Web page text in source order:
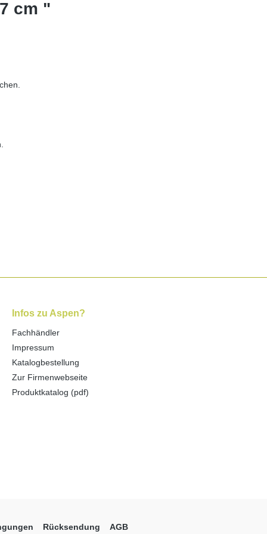
cm "
Infos zu Aspen?
Fachhändler
Impressum
Katalogbestellung
Zur Firmenwebseite
Produktkatalog (pdf)
Rücksendung AGB